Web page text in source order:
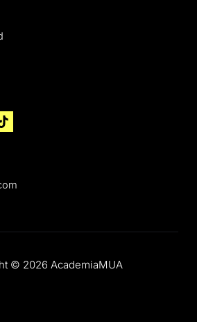
© 2026 AcademiaMUA